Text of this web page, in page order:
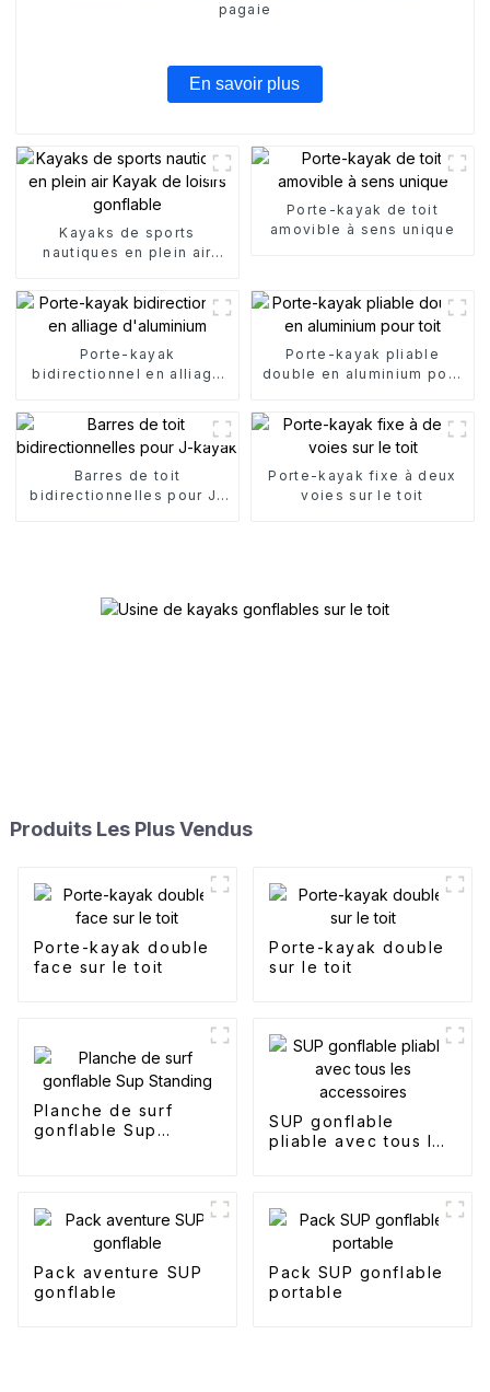
pagaie
En savoir plus
Kayaks de sports
nautiques en plein air
Porte-kayak de toit
amovible à sens unique
Porte-kayak
bidirectionnel en alliage
Porte-kayak pliable
double en aluminium pour
Barres de toit
bidirectionnelles pour J-
Porte-kayak fixe à deux
voies sur le toit
Produits Les Plus Vendus
Porte-kayak double
face sur le toit
Porte-kayak double
sur le toit
Planche de surf
gonflable Sup
SUP gonflable
pliable avec tous les
Pack aventure SUP
gonflable
Pack SUP gonflable
portable